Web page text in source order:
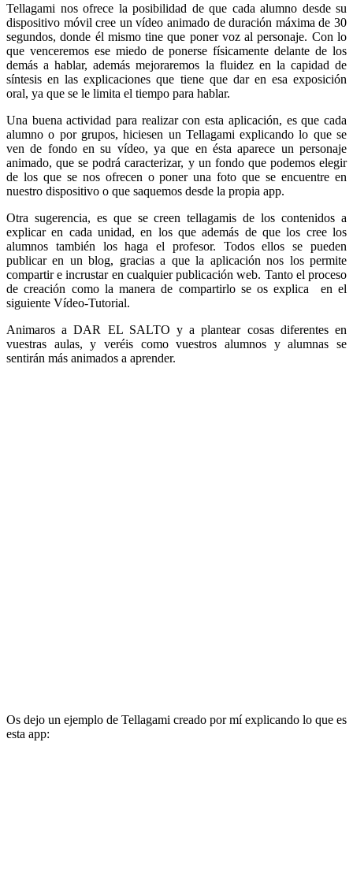
Tellagami nos ofrece la posibilidad de que cada alumno desde su
dispositivo móvil cree un vídeo animado de duración máxima de 30
segundos, donde él mismo tine que poner voz al personaje. Con lo
que venceremos ese miedo de ponerse físicamente delante de los
demás a hablar, además mejoraremos la fluidez en la capidad de
síntesis en las explicaciones que tiene que dar en esa exposición
oral, ya que se le limita el tiempo para hablar.
Una buena actividad para realizar con esta aplicación, es que cada
alumno o por grupos, hiciesen un Tellagami explicando lo que se
ven de fondo en su vídeo, ya que en ésta aparece un personaje
animado, que se podrá caracterizar, y un fondo que podemos elegir
de los que se nos ofrecen o poner una foto que se encuentre en
nuestro dispositivo o que saquemos desde la propia app.
Otra sugerencia, es que se creen tellagamis de los contenidos a
explicar en cada unidad, en los que además de que los cree los
alumnos también los haga el profesor. Todos ellos se pueden
publicar en un blog, gracias a que la aplicación nos los permite
compartir e incrustar en cualquier publicación web. Tanto el proceso
de creación como la manera de compartirlo se os explica en el
siguiente Vídeo-Tutorial.
Animaros a DAR EL SALTO y a plantear cosas diferentes en
vuestras aulas, y veréis como vuestros alumnos y alumnas se
sentirán más animados a aprender.
Os dejo un ejemplo de Tellagami creado por mí explicando lo que es
esta app: